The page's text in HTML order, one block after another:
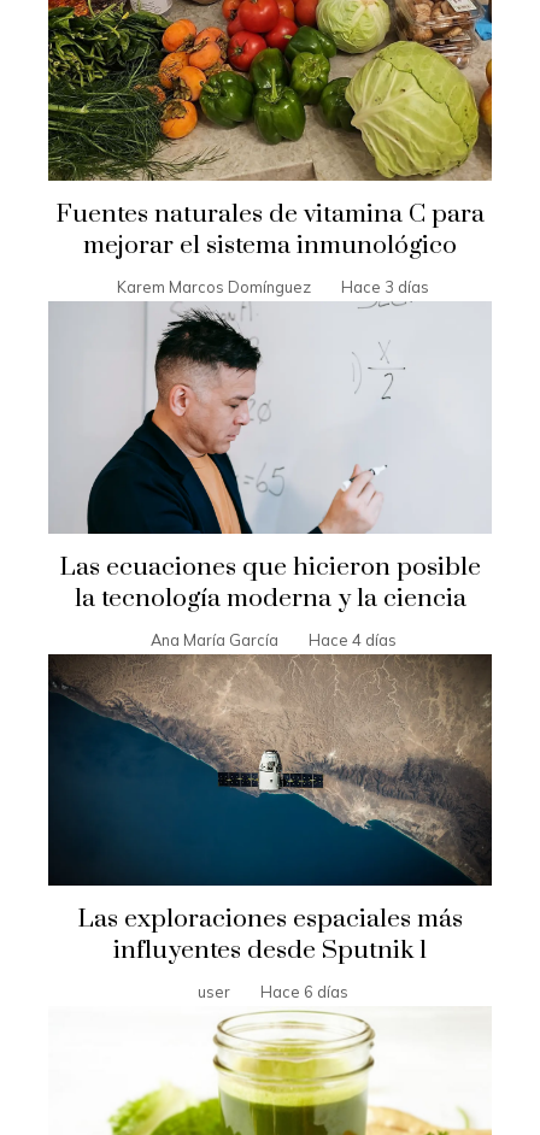
Fuentes naturales de vitamina C para
mejorar el sistema inmunológico
Karem Marcos Domínguez Hace 3 días
Las ecuaciones que hicieron posible
la tecnología moderna y la ciencia
Ana María García Hace 4 días
Las exploraciones espaciales más
influyentes desde Sputnik 1
user Hace 6 días